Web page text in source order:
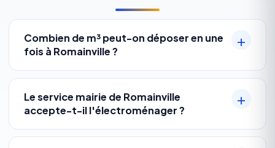
Combien de m³ peut-on déposer en une
fois à Romainville ?
Le service mairie de Romainville
accepte-t-il l'électroménager ?